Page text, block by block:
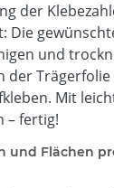
der
Die
und
der
Mit
– fertig!
und Flächen